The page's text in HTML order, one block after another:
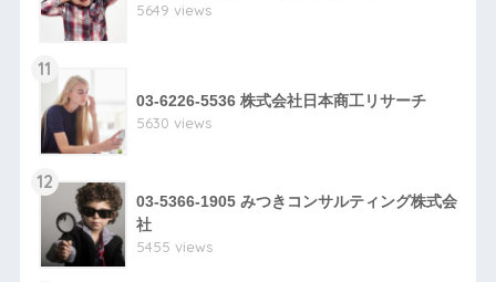
5649 views
11
03-6226-5536 株式会社日本商工リサーチ
5630 views
12
03-5366-1905 みつきコンサルティング株式会
社
5455 views